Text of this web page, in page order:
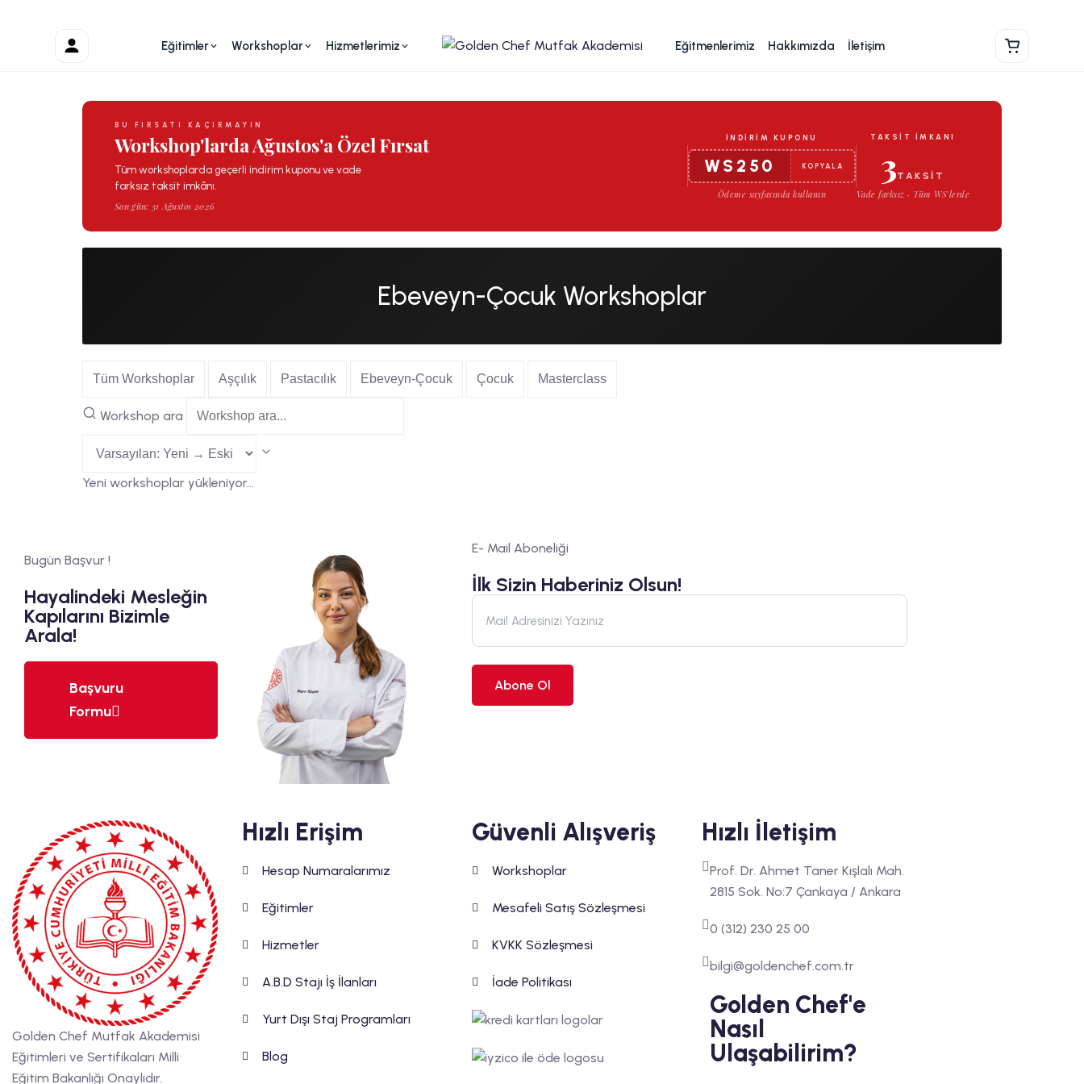
Hesabım
Eğitimler Workshoplar Hizmetlerimiz Eğitmenlerimiz Hakkımızda İletişim
Sepet
BU FIRSATI KAÇIRMAYIN
Workshop'larda Ağustos'a Özel Fırsat
Tüm workshoplarda geçerli indirim kuponu ve vade
farksız taksit imkânı.
Son gün: 31 Ağustos 2026
İNDIRIM KUPONU
WS250 KOPYALA
Ödeme sayfasında kullanın
TAKSIT İMKANI
3TAKSIT
Vade farksız · Tüm WS'lerde
Ebeveyn-Çocuk Workshoplar
Tüm Workshoplar Aşçılık Pastacılık Ebeveyn-Çocuk Çocuk Masterclass
Workshop ara
Yeni workshoplar yükleniyor…
Bugün Başvur !
Hayalindeki Mesleğin
Kapılarını Bizimle
Arala!
Başvuru
Formu
E- Mail Aboneliği
İlk Sizin Haberiniz Olsun!
Abone Ol
Golden Chef Mutfak Akademisi
Eğitimleri ve Sertifikaları Milli
Eğitim Bakanlığı Onaylıdır.
Hızlı Erişim
Hesap Numaralarımız
Eğitimler
Hizmetler
A.B.D Stajı İş İlanları
Yurt Dışı Staj Programları
Blog
Güvenli Alışveriş
Workshoplar
Mesafeli Satış Sözleşmesi
KVKK Sözleşmesi
İade Politikası
Hızlı İletişim
Prof. Dr. Ahmet Taner Kışlalı Mah.
2815 Sok. No:7 Çankaya / Ankara
0 (312) 230 25 00
bilgi@goldenchef.com.tr
Golden Chef'e
Nasıl
Ulaşabilirim?